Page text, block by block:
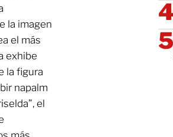
la imagen
el más
exhibe
la figura
napalm
el